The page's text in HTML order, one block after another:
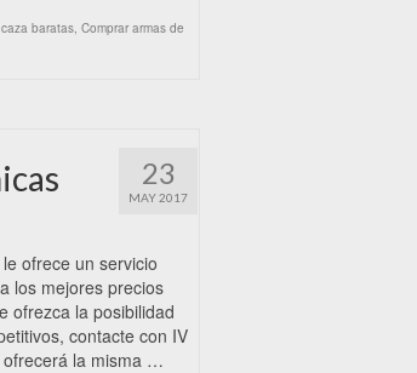
baratas, Comprar armas de
23
MAY 2017
ofrece un servicio
los mejores precios
ofrezca la posibilidad
contacte con IV
ofrecerá la misma …